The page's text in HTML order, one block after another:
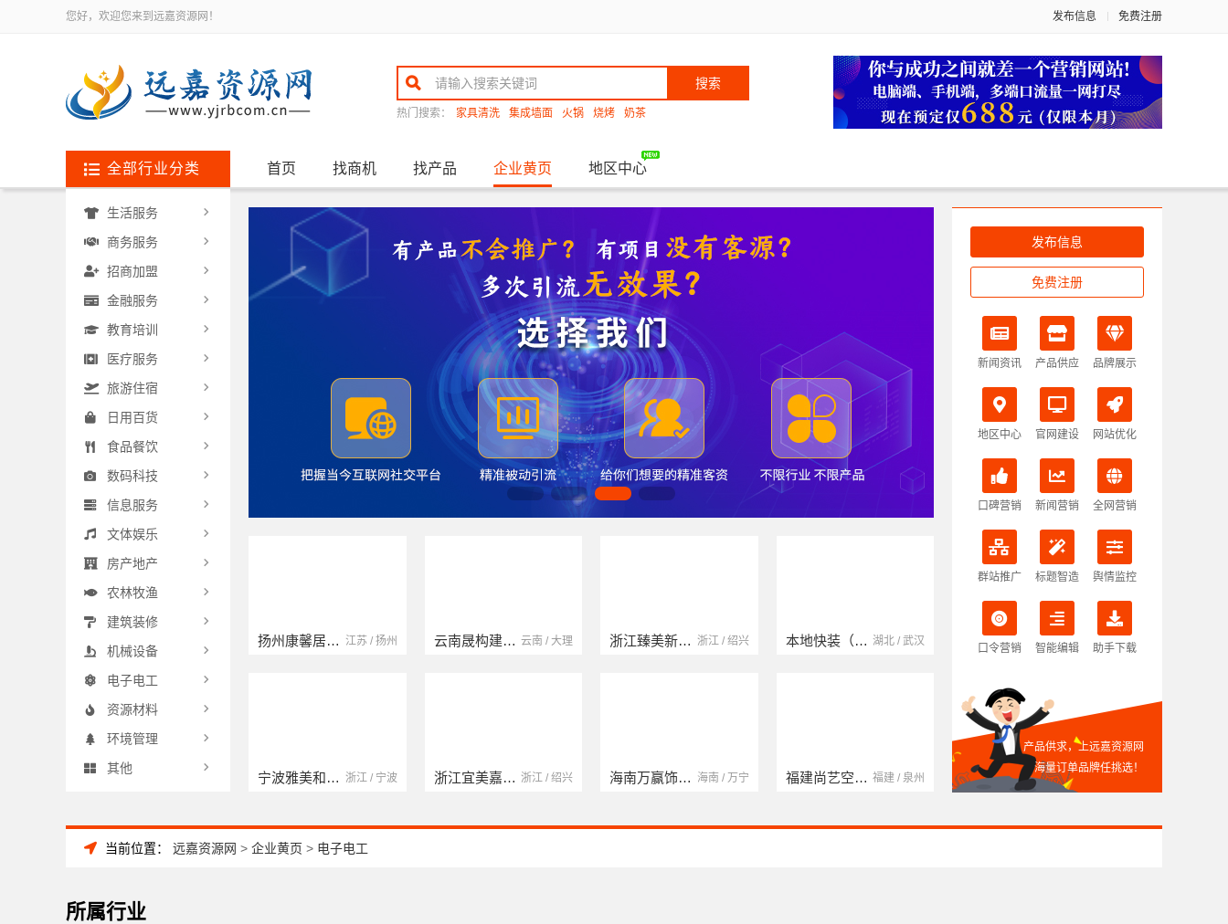
您好，欢迎您来到远嘉资源网！ 发布信息 免费注册
搜索
热门搜索： 家具清洗 集成墙面 火锅 烧烤 奶茶
全部行业分类 首页 找商机 找产品 企业黄页 地区中心
扬州康馨居装饰工程材料有限公司 江苏 / 扬州
宁波雅美和居建材科技有限公司 浙江 / 宁波
云南晟构建筑建材有限公司 云南 / 大理
浙江宜美嘉装饰工程有限公司 浙江 / 绍兴
浙江臻美新型建材有限公司 浙江 / 绍兴
海南万赢饰家新型建筑材料有限公司 海南 / 万宁
本地快装（湖北）科技有限公司 湖北 / 武汉
福建尚艺空间新材料科技有限公司 福建 / 泉州
南京玻璃镜子加工厂 江苏 / 南京
中蓝建投（北京）建设有限公司四川第一分公司 四川 / 成都
生活服务
商务服务
招商加盟
金融服务
教育培训
医疗服务
旅游住宿
日用百货
食品餐饮
数码科技
信息服务
文体娱乐
房产地产
农林牧渔
建筑装修
机械设备
电子电工
资源材料
环境管理
其他
发布信息
免费注册
新闻资讯 产品供应 品牌展示
地区中心 官网建设 网站优化
口碑营销 新闻营销 全网营销
群站推广 标题智造 舆情监控
口令营销 智能编辑 助手下载
产品供求，上远嘉资源网
海量订单品牌任挑选！
当前位置： 远嘉资源网 > 企业黄页 > 电子电工
所属行业